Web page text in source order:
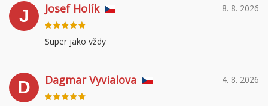
J 8. 8. 2026
Josef Holík
Super jako vždy
D 4. 8. 2026
Dagmar Vyvialova